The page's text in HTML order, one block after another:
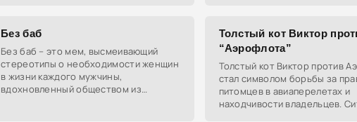
такими
Без баб
Без баб – это мем, высмеивающий
стереотипы о необходимости женщин
в жизни каждого мужчины,
вдохновленный обществом из
Толстый кот Виктор
“Аэрофлота”
Толстый кот Виктор против
стал символом борьбы за
питомцев в авиаперелетах и
находчивости владельцев.